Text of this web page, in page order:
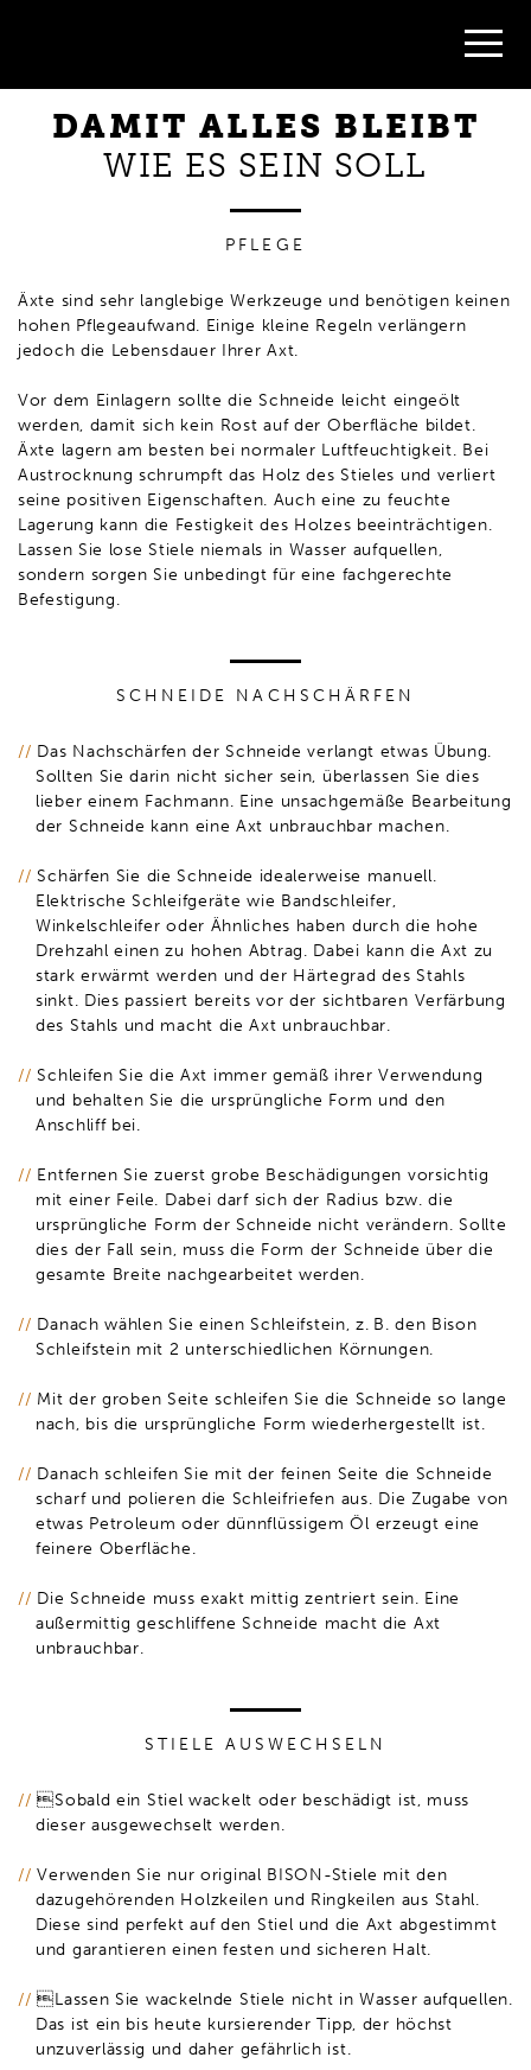
DAMIT ALLES BLEIBT
WIE ES SEIN SOLL
PFLEGE
Äxte sind sehr langlebige Werkzeuge und benötigen keinen
hohen Pflegeaufwand. Einige kleine Regeln verlängern
jedoch die Lebensdauer Ihrer Axt.
Vor dem Einlagern sollte die Schneide leicht eingeölt
werden, damit sich kein Rost auf der Oberfläche bildet.
Äxte lagern am besten bei normaler Luftfeuchtigkeit. Bei
Austrocknung schrumpft das Holz des Stieles und verliert
seine positiven Eigenschaften. Auch eine zu feuchte
Lagerung kann die Festigkeit des Holzes beeinträchtigen.
Lassen Sie lose Stiele niemals in Wasser aufquellen,
sondern sorgen Sie unbedingt für eine fachgerechte
Befestigung.
SCHNEIDE NACHSCHÄRFEN
Das Nachschärfen der Schneide verlangt etwas Übung.
Sollten Sie darin nicht sicher sein, überlassen Sie dies
lieber einem Fachmann. Eine unsachgemäße Bearbeitung
der Schneide kann eine Axt unbrauchbar machen.
Schärfen Sie die Schneide idealerweise manuell.
Elektrische Schleifgeräte wie Bandschleifer,
Winkelschleifer oder Ähnliches haben durch die hohe
Drehzahl einen zu hohen Abtrag. Dabei kann die Axt zu
stark erwärmt werden und der Härtegrad des Stahls
sinkt. Dies passiert bereits vor der sichtbaren Verfärbung
des Stahls und macht die Axt unbrauchbar.
Schleifen Sie die Axt immer gemäß ihrer Verwendung
und behalten Sie die ursprüngliche Form und den
Anschliff bei.
Entfernen Sie zuerst grobe Beschädigungen vorsichtig
mit einer Feile. Dabei darf sich der Radius bzw. die
ursprüngliche Form der Schneide nicht verändern. Sollte
dies der Fall sein, muss die Form der Schneide über die
gesamte Breite nachgearbeitet werden.
Danach wählen Sie einen Schleifstein, z. B. den Bison
Schleifstein mit 2 unterschiedlichen Körnungen.
Mit der groben Seite schleifen Sie die Schneide so lange
nach, bis die ursprüngliche Form wiederhergestellt ist.
Danach schleifen Sie mit der feinen Seite die Schneide
scharf und polieren die Schleifriefen aus. Die Zugabe von
etwas Petroleum oder dünnflüssigem Öl erzeugt eine
feinere Oberfläche.
Die Schneide muss exakt mittig zentriert sein. Eine
außermittig geschliffene Schneide macht die Axt
unbrauchbar.
STIELE AUSWECHSELN
Sobald ein Stiel wackelt oder beschädigt ist, muss
dieser ausgewechselt werden.
Verwenden Sie nur original BISON-Stiele mit den
dazugehörenden Holzkeilen und Ringkeilen aus Stahl.
Diese sind perfekt auf den Stiel und die Axt abgestimmt
und garantieren einen festen und sicheren Halt.
Lassen Sie wackelnde Stiele nicht in Wasser aufquellen.
Das ist ein bis heute kursierender Tipp, der höchst
unzuverlässig und daher gefährlich ist.